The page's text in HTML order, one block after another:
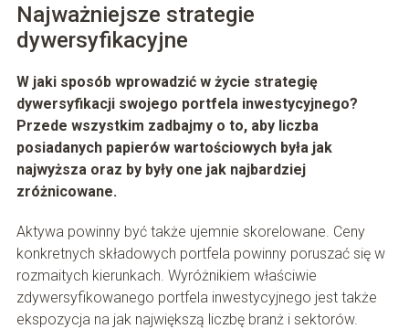
Najważniejsze strategie
dywersyfikacyjne
W jaki sposób wprowadzić w życie strategię
dywersyfikacji swojego portfela inwestycyjnego?
Przede wszystkim zadbajmy o to, aby liczba
posiadanych papierów wartościowych była jak
najwyższa oraz by były one jak najbardziej
zróżnicowane.
Aktywa powinny być także ujemnie skorelowane. Ceny
konkretnych składowych portfela powinny poruszać się w
rozmaitych kierunkach. Wyróżnikiem właściwie
zdywersyfikowanego portfela inwestycyjnego jest także
ekspozycja na jak największą liczbę branż i sektorów.